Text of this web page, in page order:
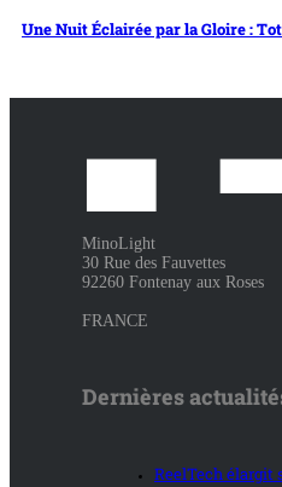
Une Nuit Éclairée par la Gloire :
MinoLight
30 Rue des Fauvettes
92260 Fontenay aux Roses
FRANCE
Dernières
ReelTech élargit